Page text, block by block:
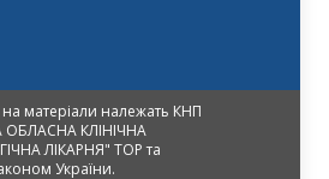
матеріали належать КНП
ОБЛАСНА КЛІНІЧНА
ЛІКАРНЯ" ТОР та
України.